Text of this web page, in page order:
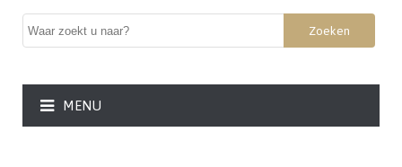
Zoeken
MENU